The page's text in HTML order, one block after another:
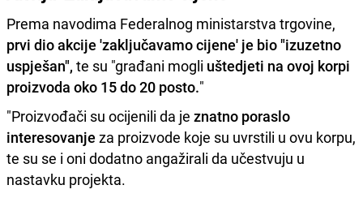
Prema navodima Federalnog ministarstva trgovine,
prvi dio akcije 'zaključavamo cijene' je bio "izuzetno
uspješan", te su "građani mogli uštedjeti na ovoj korpi
proizvoda oko 15 do 20 posto."
"Proizvođači su ocijenili da je znatno poraslo
interesovanje za proizvode koje su uvrstili u ovu korpu,
te su se i oni dodatno angažirali da učestvuju u
nastavku projekta.